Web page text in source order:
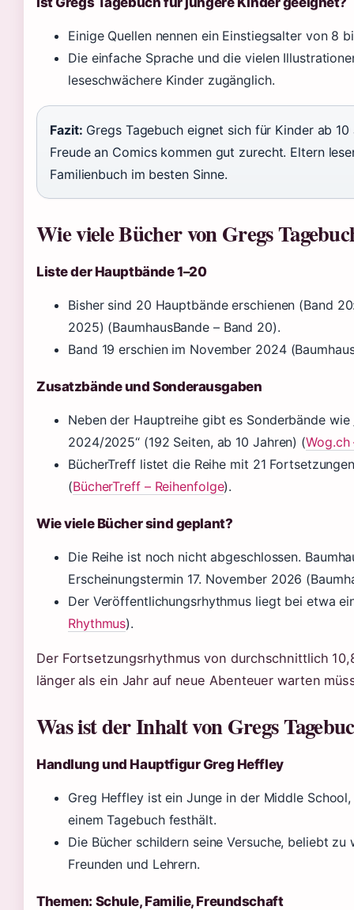
Einige Quellen nennen ein Einstiegsalter von 8
Die einfache Sprache und die vielen
leseschwächere Kinder zugänglich.
Fazit: Gregs Tagebuch eignet sich für Kinder ab
Freude an Comics kommen gut zurecht. Eltern
Familienbuch im besten Sinne.
Wie viele Bücher von Gregs
Liste der Hauptbände 1–20
Bisher sind 20 Hauptbände erschienen (Band
2025) (BaumhausBande – Band 20).
Band 19 erschien im November 2024
Zusatzbände und Sonderausgaben
Neben der Hauptreihe gibt es Sonderbände wie
2024/2025“ (192 Seiten, ab 10 Jahren) (Wog.ch
BücherTreff listet die Reihe mit 21
(BücherTreff – Reihenfolge).
Wie viele Bücher sind geplant?
Die Reihe ist noch nicht abgeschlossen.
Erscheinungstermin 17. November 2026
Der Veröffentlichungsrhythmus liegt bei etwa
Rhythmus).
Der Fortsetzungsrhythmus von durchschnittlich
länger als ein Jahr auf neue Abenteuer warten
Was ist der Inhalt von Gregs
Handlung und Hauptfigur Greg Heffley
Greg Heffley ist ein Junge in der Middle
einem Tagebuch festhält.
Die Bücher schildern seine Versuche, beliebt
Freunden und Lehrern.
Themen: Schule, Familie, Freundschaft